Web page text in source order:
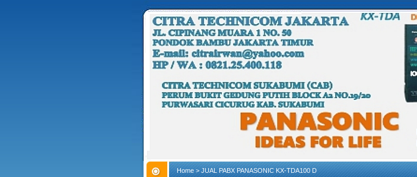
Home> JUAL PABX PANASONIC KX-TDA100 D